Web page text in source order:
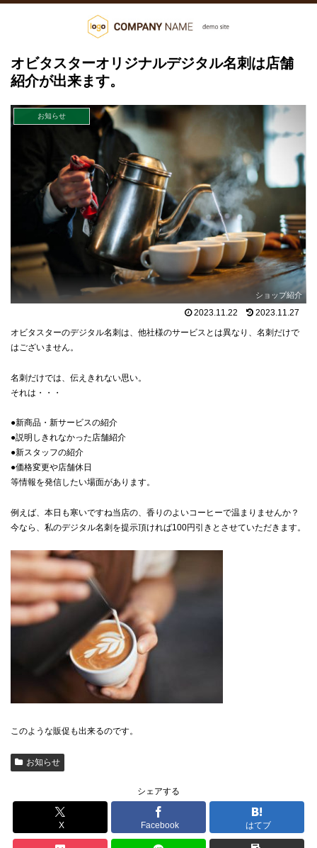
オビタスターオリジナルデジタル名刺は店舗
紹介が出来ます。
お知らせ
ショップ紹介
2023.11.22
2023.11.27
オビタスターのデジタル名刺は、他社様のサービスとは異なり、名刺だけで
はございません。
名刺だけでは、伝えきれない思い。
それは・・・
●新商品・新サービスの紹介
●説明しきれなかった店舗紹介
●新スタッフの紹介
●価格変更や店舗休日
等情報を発信したい場面があります。
例えば、本日も寒いですね当店の、香りのよいコーヒーで温まりませんか？
今なら、私のデジタル名刺を提示頂ければ100円引きとさせていただきます。
このような販促も出来るのです。
お知らせ
シェアする
X Facebook はてブ